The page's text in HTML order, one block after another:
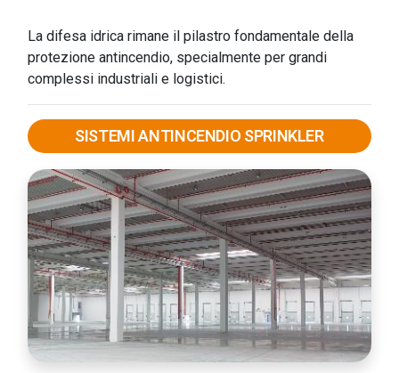
La difesa idrica rimane il pilastro fondamentale della
protezione antincendio, specialmente per grandi
complessi industriali e logistici.
SISTEMI ANTINCENDIO SPRINKLER